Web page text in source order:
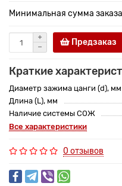
Минимальная сумма
Предзаказ
Краткие
Диаметр зажима цанги (d), мм
Длина (L), мм
Наличие системы СОЖ
Все характеристики
0 отзывов